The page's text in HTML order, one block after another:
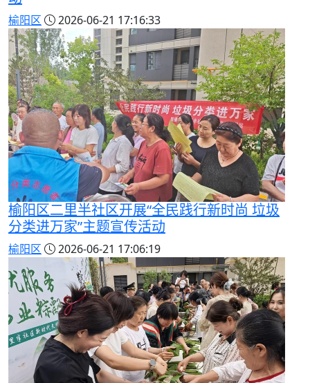
榆阳区 2026-06-21 17:16:33
榆阳区二里半社区开展“全民践行新时尚 垃圾
分类进万家”主题宣传活动
榆阳区 2026-06-21 17:06:19